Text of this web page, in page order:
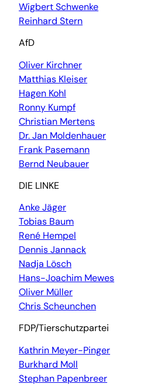
Wigbert Schwenke
Reinhard Stern
AfD
Oliver Kirchner
Matthias Kleiser
Hagen Kohl
Ronny Kumpf
Christian Mertens
Dr. Jan Moldenhauer
Frank Pasemann
Bernd Neubauer
DIE LINKE
Anke Jäger
Tobias Baum
René Hempel
Dennis Jannack
Nadja Lösch
Hans-Joachim Mewes
Oliver Müller
Chris Scheunchen
FDP/Tierschutzpartei
Kathrin Meyer-Pinger
Burkhard Moll
Stephan Papenbreer